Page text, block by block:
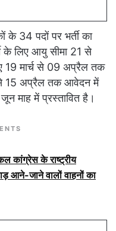
के 34 पदों पर भर्ती का
के लिए आयु सीमा 21 से
19 मार्च से 09 अप्रैल तक
15 अप्रैल तक आवेदन में
माह में प्रस्तावित है।
कांग्रेस के राष्ट्रीय
आने-जाने वालों वाहनों का